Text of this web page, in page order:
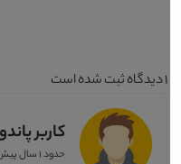
دیدگاه ثبت شده است
کاربر پاندورا
حدود 1 سال پیش